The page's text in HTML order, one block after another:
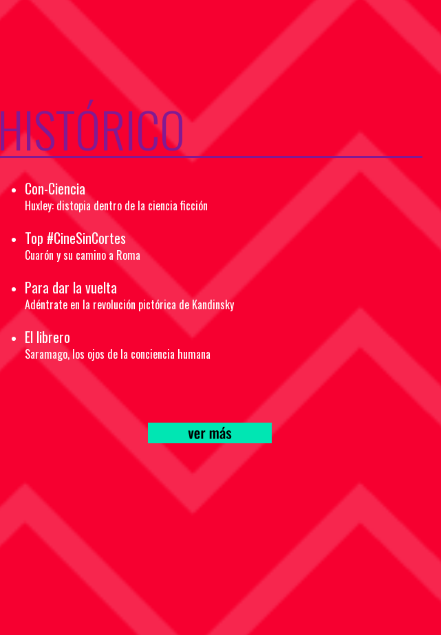
HISTÓRICO
Con-Ciencia
Huxley: distopia dentro de la ciencia ficción
Top #CineSinCortes
Cuarón y su camino a Roma
Para dar la vuelta
Adéntrate en la revolución pictórica de Kandinsky
El librero
Saramago, los ojos de la conciencia humana